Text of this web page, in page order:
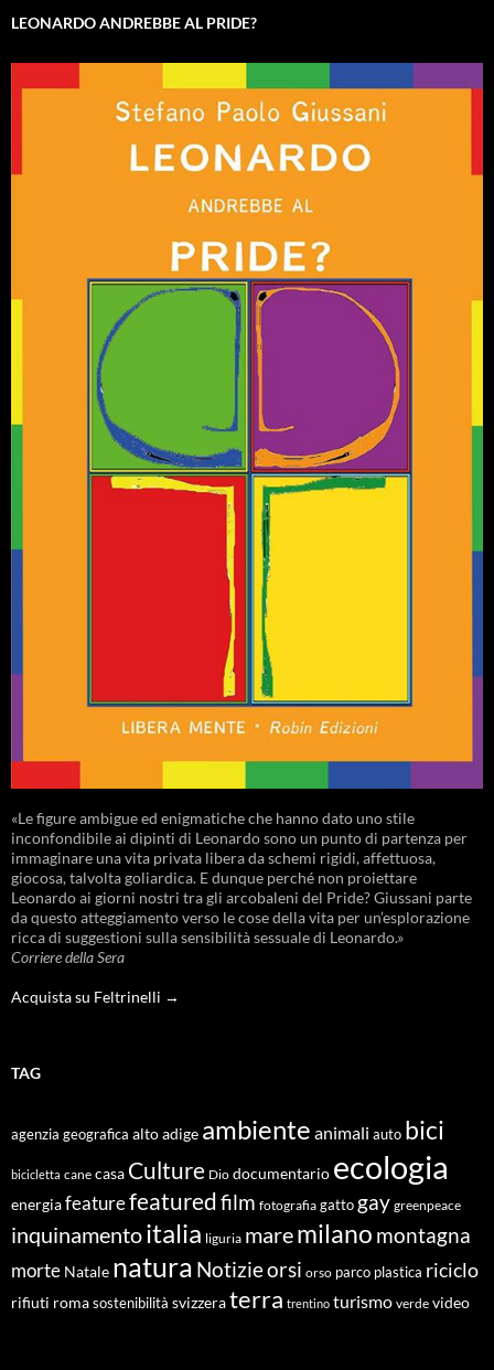
LEONARDO ANDREBBE AL PRIDE?
«Le figure ambigue ed enigmatiche che hanno dato uno stile
inconfondibile ai dipinti di Leonardo sono un punto di partenza per
immaginare una vita privata libera da schemi rigidi, affettuosa,
giocosa, talvolta goliardica. E dunque perché non proiettare
Leonardo ai giorni nostri tra gli arcobaleni del Pride? Giussani parte
da questo atteggiamento verso le cose della vita per un’esplorazione
ricca di suggestioni sulla sensibilità sessuale di Leonardo.»
Corriere della Sera
Acquista su Feltrinelli →
TAG
agenzia geografica alto adige ambiente animali auto bici
bicicletta cane casa Culture Dio documentario ecologia
energiafeaturefeaturedfilm fotografia gatto gay greenpeace
inquinamentoitalia liguria maremilano montagna
morte Natale natura Notizieorsi orso parco plastica riciclo
rifiuti roma sostenibilità svizzeraterra trentino turismo verde video